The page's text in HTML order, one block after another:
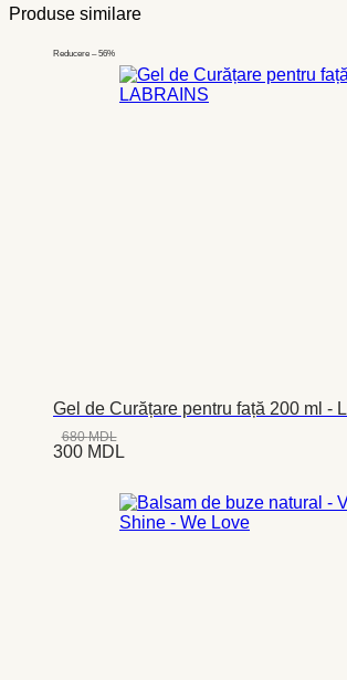
Produse similare
Reducere – 56%
Gel de Curățare pentru față 200 ml -
680MDL
300 MDL